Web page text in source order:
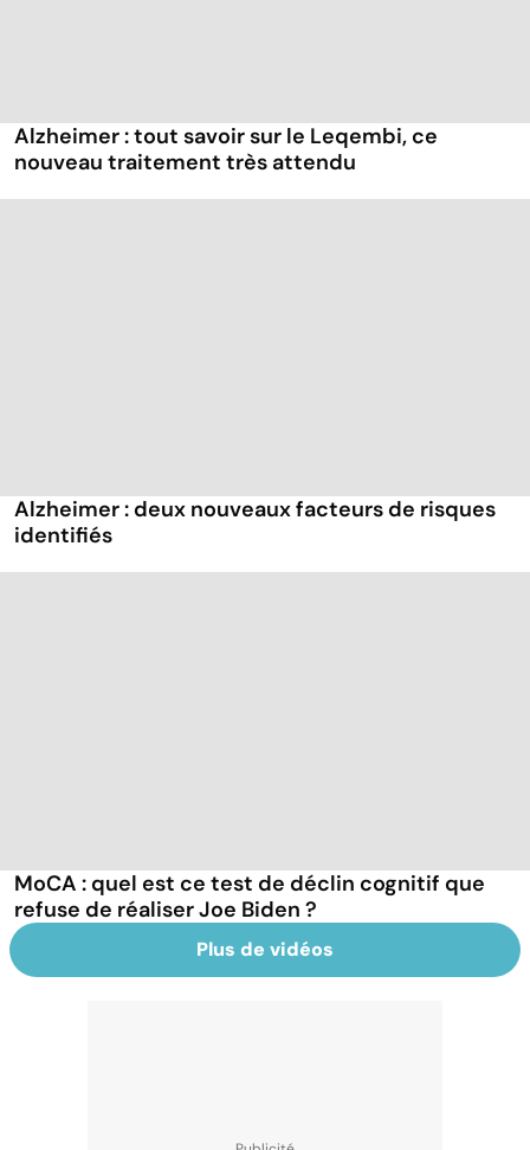
Alzheimer : tout savoir sur le Leqembi, ce
nouveau traitement très attendu
Alzheimer : deux nouveaux facteurs de risques
identifiés
MoCA : quel est ce test de déclin cognitif que
refuse de réaliser Joe Biden ?
Plus de vidéos